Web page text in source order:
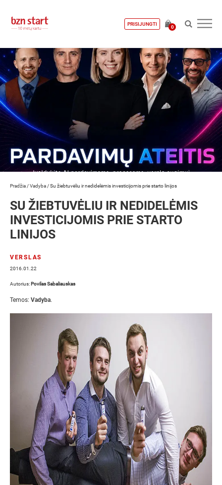
PRISIJUNGTI
0
Pradžia /Vadyba /Su žiebtuvėliu ir nedidelėmis investicijomis prie starto linijos
SU ŽIEBTUVĖLIU IR NEDIDELĖMIS
INVESTICIJOMIS PRIE STARTO
LINIJOS
VERSLAS
2016.01.22
Autorius: Povilas Sabaliauskas
Temos: Vadyba.